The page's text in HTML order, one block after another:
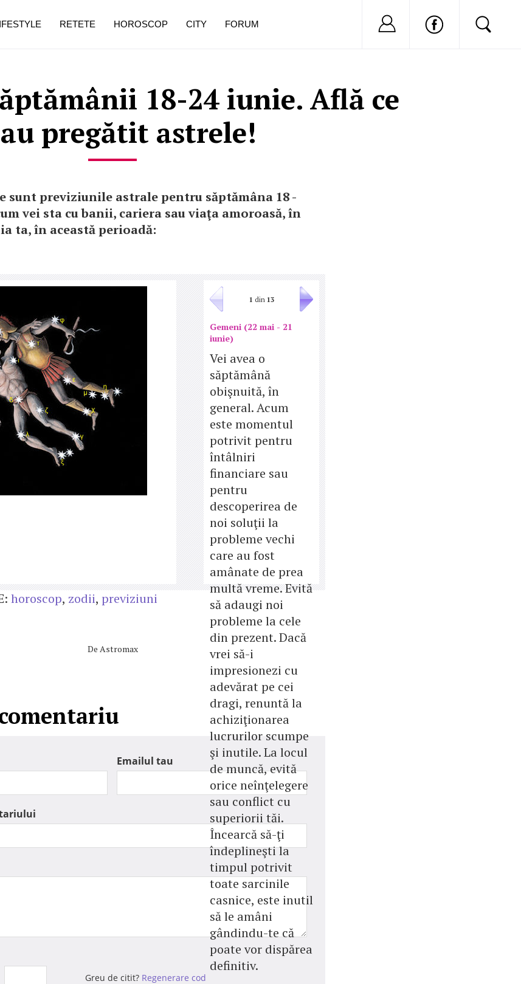
18-24 iunie. Află ce
pregătit astrele!
sunt previziunile astrale pentru săptămâna 18 -
vei sta cu banii, cariera sau viaţa amoroasă, în
ta, în această perioadă:
1 din 13
Gemeni (22 mai - 21
iunie)
Vei avea o
săptămână
obişnuită, în
general. Acum
este momentul
potrivit pentru
întâlniri
financiare sau
pentru
descoperirea de
noi soluţii la
probleme vechi
care au fost
amânate de prea
multă vreme. Evită
să adaugi noi
probleme la cele
din prezent. Dacă
vrei să-i
impresionezi cu
adevărat pe cei
dragi, renuntă la
achiziţionarea
lucrurilor scumpe
şi inutile. La locul
de muncă, evită
orice neînţelegere
sau conflict cu
superiorii tăi.
Încearcă să-ţi
îndeplineşti la
timpul potrivit
toate sarcinile
casnice, este inutil
să le amâni
gândindu-te că
poate vor dispărea
definitiv.
horoscop, zodii, previziuni
De Astromax
Emailul tau
Greu de citit? Regenerare cod
RETETE HOROSCOP CITY FORUM Nu ai cont?
de dureroasă este investigația